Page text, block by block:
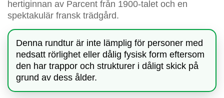
hertiginnan av Parcent från 1900-talet och en
spektakulär fransk trädgård.
Denna rundtur är inte lämplig för personer med
nedsatt rörlighet eller dålig fysisk form eftersom
den har trappor och strukturer i dåligt skick på
grund av dess ålder.